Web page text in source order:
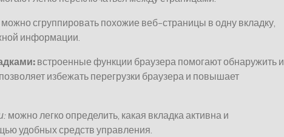
сгруппировать похожие веб-страницы в одну вкладку,
информации.
встроенные функции браузера помогают обнаружить и
избежать перегрузки браузера и повышает
можно легко определить, какая вкладка активна и
удобных средств управления.